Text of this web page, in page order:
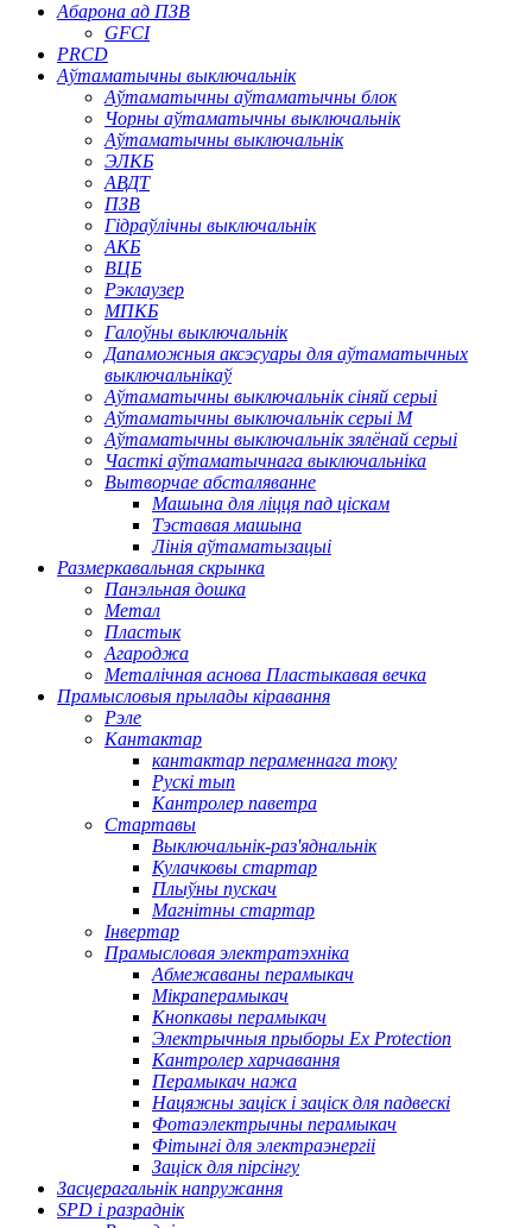
Абарона ад ПЗВ
GFCI
PRCD
Аўтаматычны выключальнік
Аўтаматычны аўтаматычны блок
Чорны аўтаматычны выключальнік
Аўтаматычны выключальнік
ЭЛКБ
АВДТ
ПЗВ
Гідраўлічны выключальнік
АКБ
ВЦБ
Рэклаузер
МПКБ
Галоўны выключальнік
Дапаможныя аксэсуары для аўтаматычных
выключальнікаў
Аўтаматычны выключальнік сіняй серыі
Аўтаматычны выключальнік серыі M
Аўтаматычны выключальнік зялёнай серыі
Часткі аўтаматычнага выключальніка
Вытворчае абсталяванне
Машына для ліцця пад ціскам
Тэставая машына
Лінія аўтаматызацыі
Размеркавальная скрынка
Панэльная дошка
Метал
Пластык
Агароджа
Металічная аснова Пластыкавая вечка
Прамысловыя прылады кіравання
Рэле
Кантактар
кантактар ​​пераменнага току
Рускі тып
Кантролер паветра
Стартавы
Выключальнік-раз'яднальнік
Кулачковы стартар
Плыўны пускач
Магнітны стартар
Інвертар
Прамысловая электратэхніка
Абмежаваны перамыкач
Мікраперамыкач
Кнопкавы перамыкач
Электрычныя прыборы Ex Protection
Кантролер харчавання
Перамыкач нажа
Нацяжны заціск і заціск для падвескі
Фотаэлектрычны перамыкач
Фітынгі для электраэнергіі
Заціск для пірсінгу
Засцерагальнік напружання
SPD і разраднік